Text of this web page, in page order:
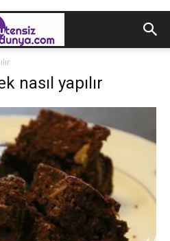
nasıl yapılır